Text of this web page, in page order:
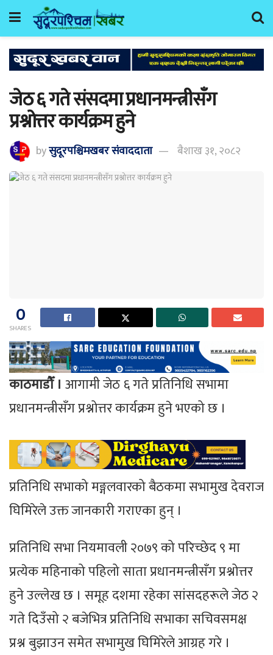
जेठ ६ गते संसदमा प्रधानमन्त्रीसँग
प्रश्नोत्तर कार्यक्रम हुने
byसुदूरपश्चिमखबर संंवाददाता बैशाख ३१, २०८२
0
SHARES
काठमाडौँ । आगामी जेठ ६ गते प्रतिनिधि सभामा
प्रधानमन्त्रीसँग प्रश्नोत्तर कार्यक्रम हुने भएको छ ।
प्रतिनिधि सभाको मङ्गलवारको बैठकमा सभामुख देवराज
घिमिरेले उक्त जानकारी गराएका हुन् ।
प्रतिनिधि सभा नियमावली २०७९ को परिच्छेद ९ मा
प्रत्येक महिनाको पहिलो साता प्रधानमन्त्रीसँग प्रश्नोत्तर
हुने उल्लेख छ । समूह दशमा रहेका सांसदहरूले जेठ २
गते दिउँसो २ बजेभित्र प्रतिनिधि सभाका सचिवसमक्ष
प्रश्न बुझाउन समेत सभामुख घिमिरेले आग्रह गरे ।